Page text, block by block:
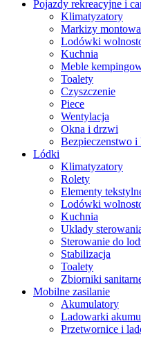
Pojazdy rekreacyjne i
Klimatyzatory
Markizy
Lodówki
Kuchnia
Meble
Toalety
Czyszczenie
Piece
Wentylacja
Okna i drzwi
Bezpieczenstwo
Lódki
Klimatyzatory
Rolety
Elementy
Lodówki
Kuchnia
Uklady
Sterowanie do
Stabilizacja
Toalety
Zbiorniki
Mobilne zasilanie
Akumulatory
Ladowarki
Przetwornice i